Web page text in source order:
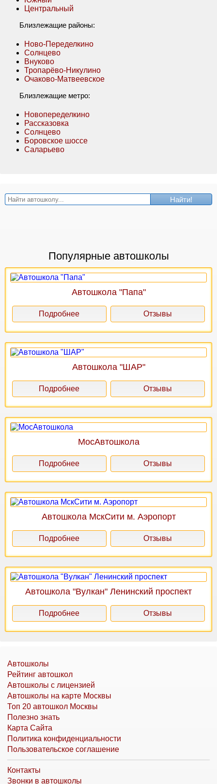
Центральный
Близлежащие районы:
Ново-Переделкино
Солнцево
Внуково
Тропарёво-Никулино
Очаково-Матвеевское
Близлежащие метро:
Новопеределкино
Рассказовка
Солнцево
Боровское шоссе
Саларьево
Найти!
Популярные автошколы
Автошкола "Папа"
Подробнее Отзывы
Автошкола "ШАР"
Подробнее Отзывы
МосАвтошкола
Подробнее Отзывы
Автошкола МскСити м. Аэропорт
Подробнее Отзывы
Автошкола "Вулкан" Ленинский проспект
Подробнее Отзывы
Автошколы
Рейтинг автошкол
Автошколы с лицензией
Автошколы на карте Москвы
Топ 20 автошкол Москвы
Полезно знать
Карта Сайта
Политика конфиденциальности
Пользовательское соглашение
Контакты
Звонки в автошколы